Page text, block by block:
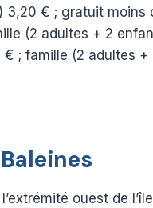
3,20 € ; gratuit moins
(2 adultes + 2
; famille (2 adultes
ouest de l’île